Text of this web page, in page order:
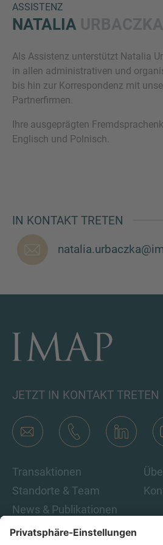
ASSISTENZ
NATALIA
Als Assistenz unterstützt Natalia
in allen administrativen und
bis hin zur Korrespondenz mit
Partnerfirmen.
Ihre ausgeprägten
Englisch und Polnisch.
IN KONTAKT TRETEN
JETZT IN KONTAKT TRETEN
Transaktionen
Standorte & Team
News & Publikationen
Karriere
SIE HABEN NOCH FRAGEN?
SPRECHEN SIE UNS AN
Inquiry
Anfrage senden